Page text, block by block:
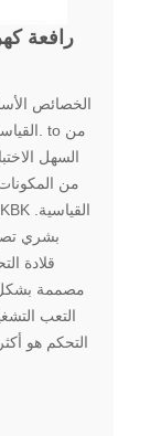
رافعة
السهل
من
بشري
قلادة
مصممة
التعب